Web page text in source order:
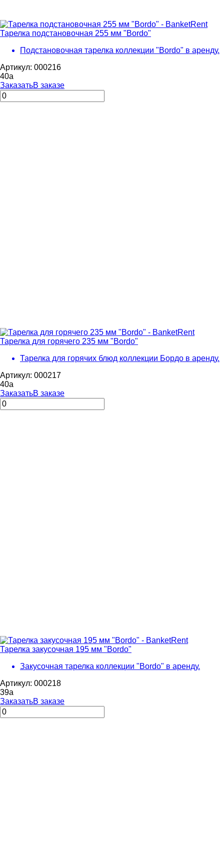
Тарелка подстановочная 255 мм "Bordo"
Подстановочная тарелка коллекции "Bordo" в аренду.
Артикул: 000216
40a
ЗаказатьВ заказе
Тарелка для горячего 235 мм "Bordo"
Тарелка для горячих блюд коллекции Бордо в аренду.
Артикул: 000217
40a
ЗаказатьВ заказе
Тарелка закусочная 195 мм "Bordo"
Закусочная тарелка коллекции "Bordo" в аренду.
Артикул: 000218
39a
ЗаказатьВ заказе